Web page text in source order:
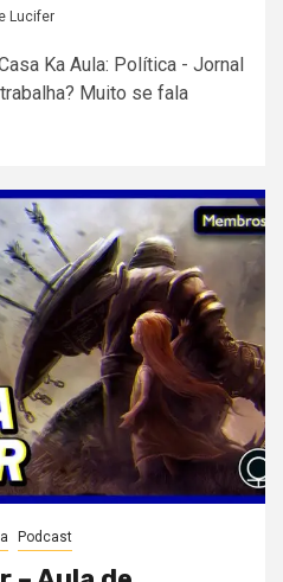
Lucifer
Ka Aula: Política - Jornal
Muito se fala
Podcast